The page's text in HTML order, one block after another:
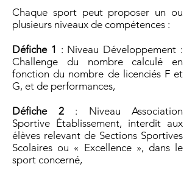
Chaque sport peut proposer un ou
plusieurs niveaux de compétences :
Défiche 1 : Niveau Développement :
Challenge du nombre calculé en
fonction du nombre de licenciés F et
G, et de performances,
Défiche 2: Niveau Association
Sportive Établissement, interdit aux
élèves relevant de Sections Sportives
Scolaires ou « Excellence », dans le
sport concerné,